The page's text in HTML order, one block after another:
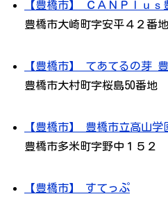
【豊橋市】 ＣＡＮＰｌｕｓ
豊橋市大崎町字安平４２番地
【豊橋市】 てあてるの芽
豊橋市大村町字桜島50番地
【豊橋市】 豊橋市立高山学
豊橋市多米町字野中１５２
【豊橋市】 すてっぷ